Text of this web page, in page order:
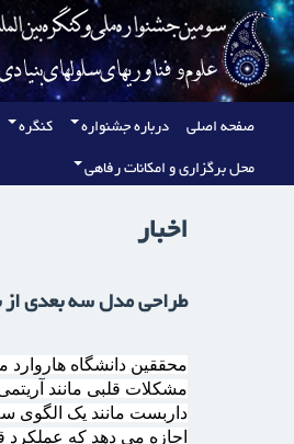
صفحه اصلی درباره جشنواره کنگره
محل برگزاری و امکانات رفاهی
اخبار
طراحی مدل سه بعدی
محققین دانشگاه
مشکلات قلبی مانند
داربست مانند یک الگوی
اجازه می دهد که عملکرد